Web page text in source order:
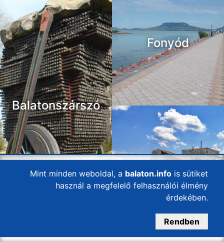
Mint minden weboldal, a balaton.infois sütiket
használ a megfelelő felhasználói élmény
érdekében.
Rendben
Balatonszárszó
Fonyód
Szigliget